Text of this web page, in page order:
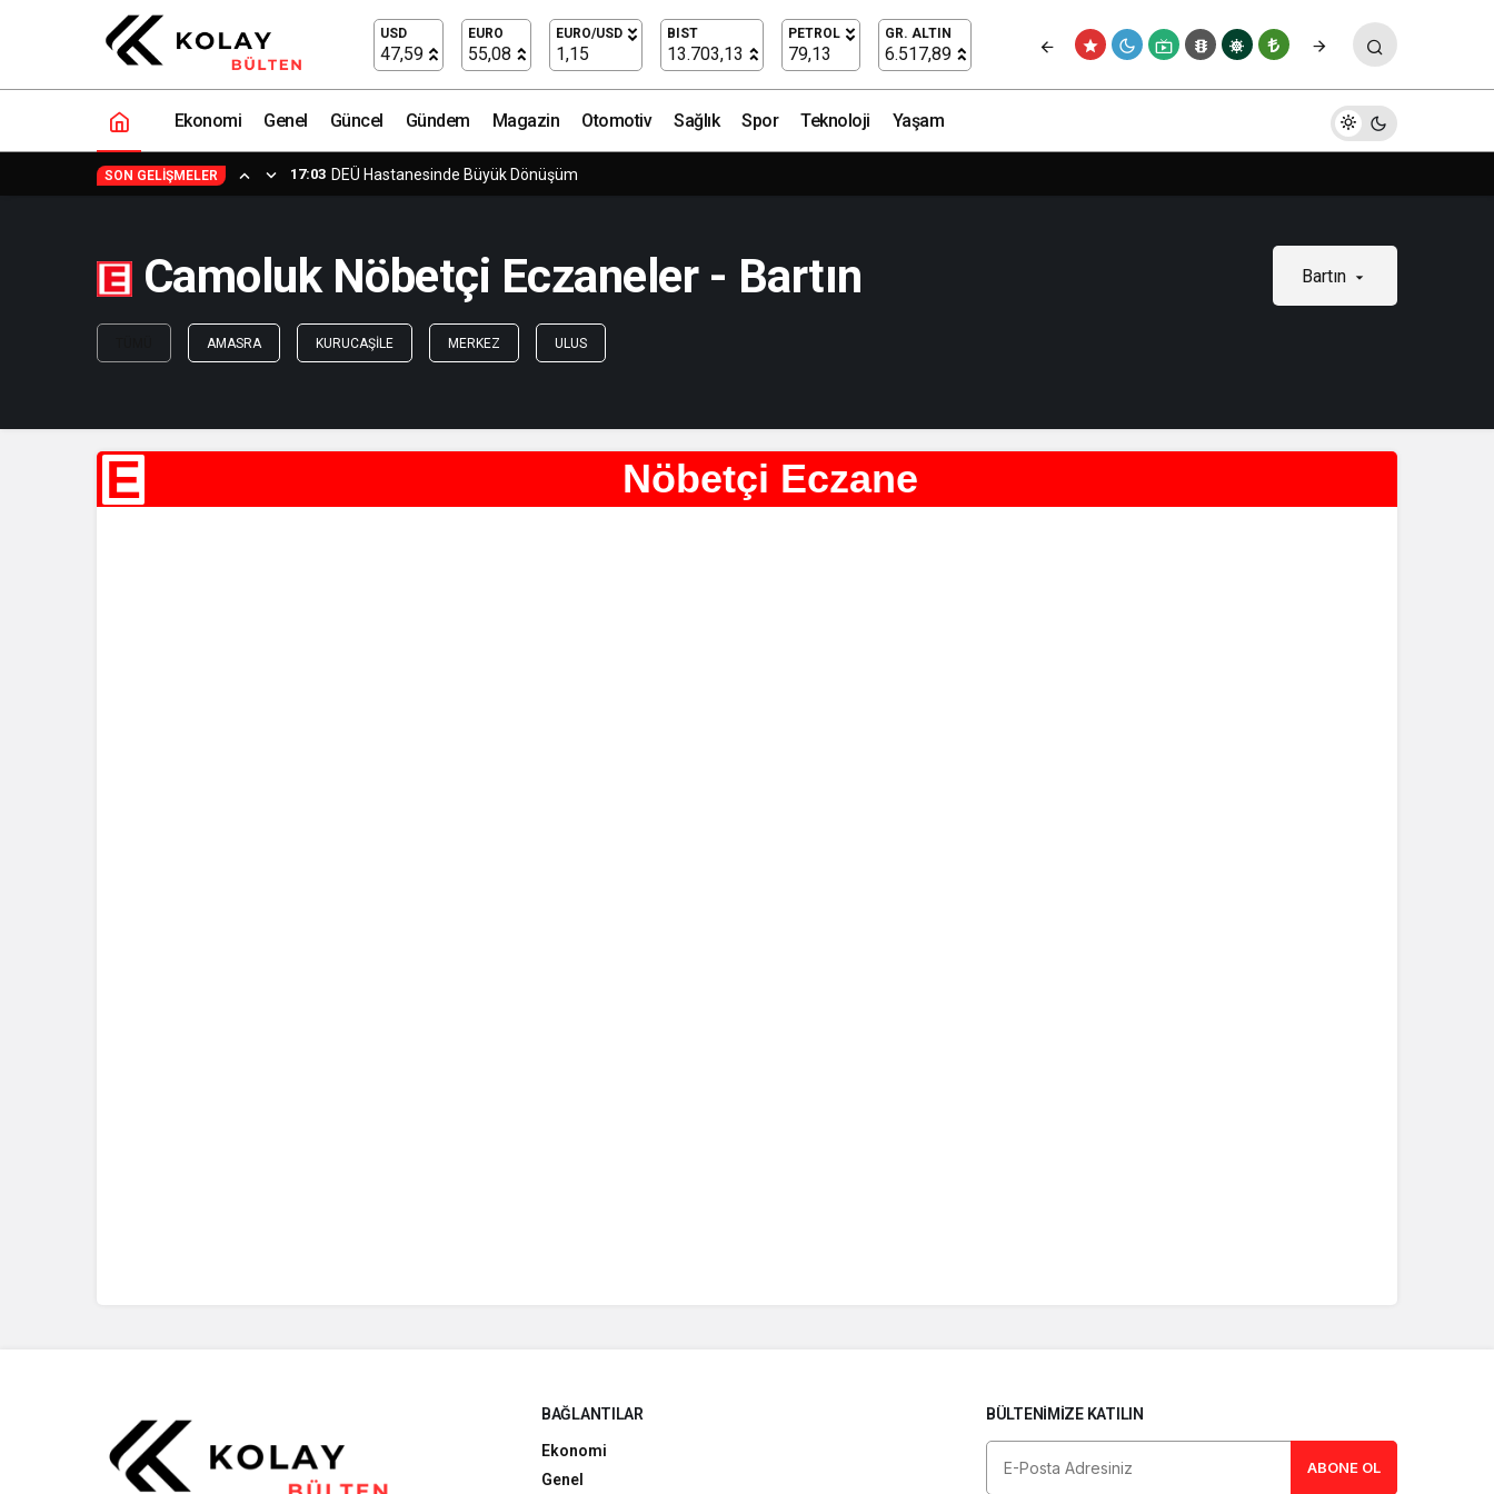
USD
47,59
EURO
55,08
EURO/USD
1,15
BIST
13.703,13
PETROL
79,13
GR. ALTIN
6.517,89
Ekonomi Genel Güncel Gündem Magazin Otomotiv Sağlık Spor Teknoloji Yaşam
SON GELIŞMELER 17:03 DEÜ Hastanesinde Büyük Dönüşüm
Camoluk Nöbetçi Eczaneler - Bartın Bartın
AMASRA KURUCAŞILE MERKEZ ULUS
E Nöbetçi Eczane
BAĞLANTILAR
Ekonomi
Genel
BÜLTENIMIZE KATILIN
ABONE OL